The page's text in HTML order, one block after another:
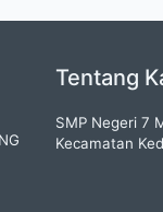
Tentang
SMP Negeri 7
Kecamatan